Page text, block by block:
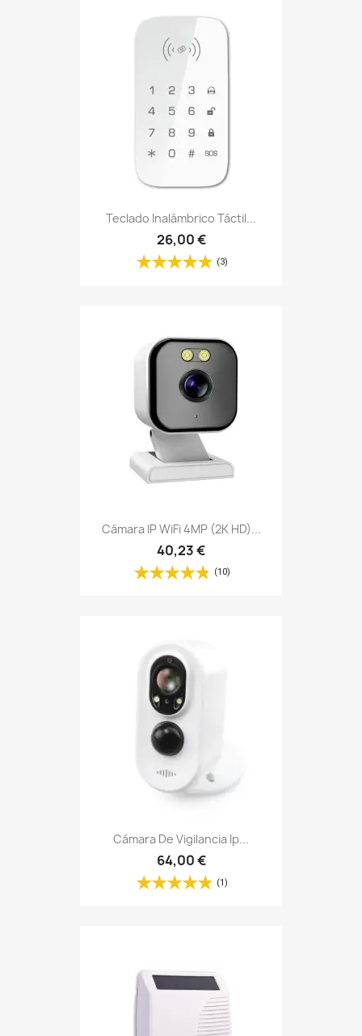
Teclado Inalámbrico Táctil...
26,00 €
(3)
Cámara IP WiFi 4MP (2K HD)...
40,23 €
(10)
Cámara De Vigilancia Ip...
64,00 €
(1)